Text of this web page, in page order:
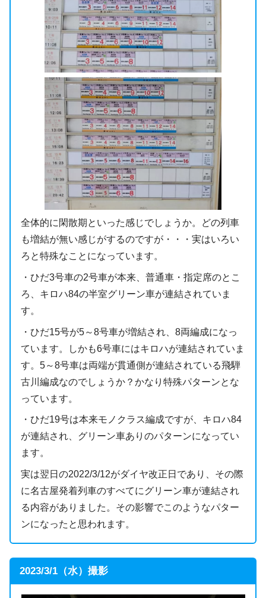
全体的に閑散期といった感じでしょうか。どの列車
も増結が無い感じがするのですが・・・実はいろい
ろと特殊なことになっています。
・ひだ3号車の2号車が本来、普通車・指定席のとこ
ろ、キロハ84の半室グリーン車が連結されていま
す。
・ひだ15号が5～8号車が増結され、8両編成になっ
ています。しかも6号車にはキロハが連結されていま
す。5～8号車は両端が貫通側が連結されている飛騨
古川編成なのでしょうか？かなり特殊パターンとな
っています。
・ひだ19号は本来モノクラス編成ですが、キロハ84
が連結され、グリーン車ありのパターンになってい
ます。
実は翌日の2022/3/12がダイヤ改正日であり、その際
に名古屋発着列車のすべてにグリーン車が連結され
る内容がありました。その影響でこのようなパター
ンになったと思われます。
2023/3/1（水）撮影